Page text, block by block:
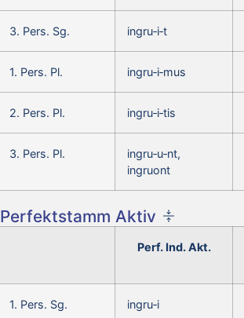
3. Pers. Sg. ingru‑i‑t
1. Pers. Pl. ingru‑i‑mus
2. Pers. Pl. ingru‑i‑tis
3. Pers. Pl.
ingru‑u‑nt,
ingruont
Perfektstamm Aktiv
Perf. Ind. Akt.
1. Pers. Sg. ingru‑i